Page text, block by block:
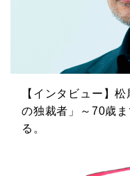
【インタビュー】
の独裁者」～70歳
る。